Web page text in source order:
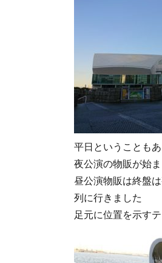
平日ということも
夜公演の物販が始
昼公演物販は終盤
列に行きました
足元に位置を示す